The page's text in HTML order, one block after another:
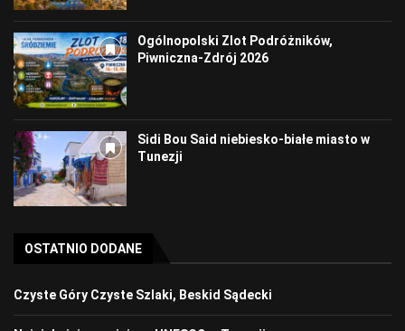
Ogólnopolski Zlot Podróżników,
Piwniczna-Zdrój 2026
Sidi Bou Said niebiesko-białe miasto w
Tunezji
OSTATNIO DODANE
Czyste Góry Czyste Szlaki, Beskid Sądecki